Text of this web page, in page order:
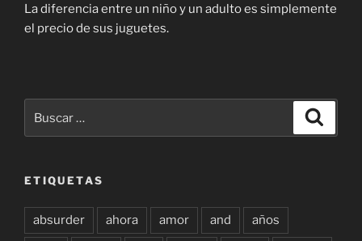
La diferencia entre un niño y un adulto es simplemente
el precio de sus juguetes.
por:
ETIQUETAS
absurder ahora amor and años